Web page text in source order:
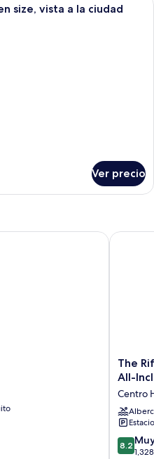
size, vista a la ciudad
Ver precio
The
Rif
Beach
Curacao
All-
The
All-
Centro
8.2
de
8.2
The Rif